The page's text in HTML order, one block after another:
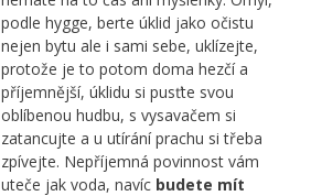
podle hygge, berte úklid jako očistu
nejen bytu ale i sami sebe, uklízejte,
protože je to potom doma hezčí a
příjemnější, úklidu si pusťte svou
oblíbenou hudbu, s vysavačem si
zatancujte a u utírání prachu si třeba
zpívejte. Nepříjemná povinnost vám
uteče jak voda, navíc budete mít